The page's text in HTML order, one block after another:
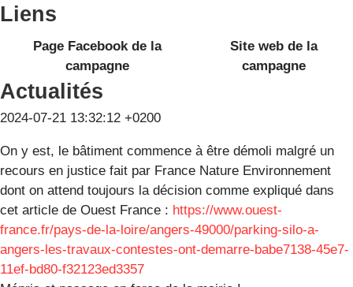
Liens
Page Facebook de la
campagne
Site web de la
campagne
Actualités
2024-07-21 13:32:12 +0200
On y est, le bâtiment commence à être démoli malgré un
recours en justice fait par France Nature Environnement
dont on attend toujours la décision comme expliqué dans
cet article de Ouest France : https://www.ouest-
france.fr/pays-de-la-loire/angers-49000/parking-silo-a-
angers-les-travaux-contestes-ont-demarre-babe7138-45e7-
11ef-bd80-f32123ed3357